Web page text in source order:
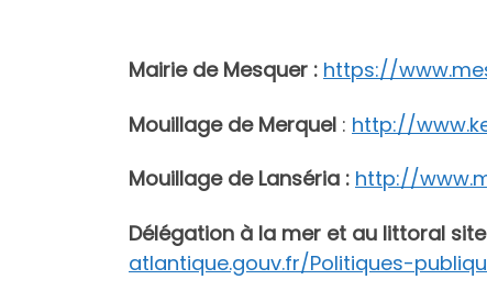
Mairie de Mesquer : https://
Mouillage de Merquel : http://
Mouillage de Lanséria : http://
Délégation à la mer et au littoral
atlantique.gouv.fr/Politiques-